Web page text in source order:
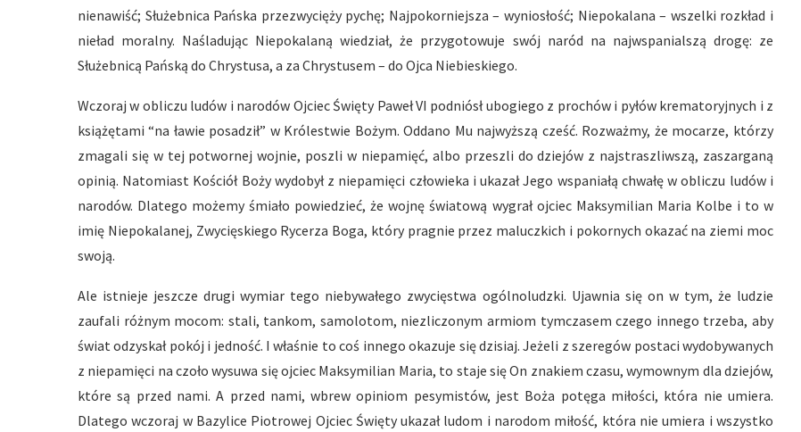
nienawiść; Służebnica Pańska przezwycięży pychę; Najpokorniejsza – wyniosłość; Niepokalana – wszelki rozkład i
nieład moralny. Naśladując Niepokalaną wiedział, że przygotowuje swój naród na najwspanialszą drogę: ze
Służebnicą Pańską do Chrystusa, a za Chrystusem – do Ojca Niebieskiego.
Wczoraj w obliczu ludów i narodów Ojciec Święty Paweł VI podniósł ubogiego z prochów i pyłów krematoryjnych i z
książętami “na ławie posadził” w Królestwie Bożym. Oddano Mu najwyższą cześć. Rozważmy, że mocarze, którzy
zmagali się w tej potwornej wojnie, poszli w niepamięć, albo przeszli do dziejów z najstraszliwszą, zaszarganą
opinią. Natomiast Kościół Boży wydobył z niepamięci człowieka i ukazał Jego wspaniałą chwałę w obliczu ludów i
narodów. Dlatego możemy śmiało powiedzieć, że wojnę światową wygrał ojciec Maksymilian Maria Kolbe i to w
imię Niepokalanej, Zwycięskiego Rycerza Boga, który pragnie przez maluczkich i pokornych okazać na ziemi moc
swoją.
Ale istnieje jeszcze drugi wymiar tego niebywałego zwycięstwa ogólnoludzki. Ujawnia się on w tym, że ludzie
zaufali różnym mocom: stali, tankom, samolotom, niezliczonym armiom tymczasem czego innego trzeba, aby
świat odzyskał pokój i jedność. I właśnie to coś innego okazuje się dzisiaj. Jeżeli z szeregów postaci wydobywanych
z niepamięci na czoło wysuwa się ojciec Maksymilian Maria, to staje się On znakiem czasu, wymownym dla dziejów,
które są przed nami. A przed nami, wbrew opiniom pesymistów, jest Boża potęga miłości, która nie umiera.
Dlatego wczoraj w Bazylice Piotrowej Ojciec Święty ukazał ludom i narodom miłość, która nie umiera i wszystko